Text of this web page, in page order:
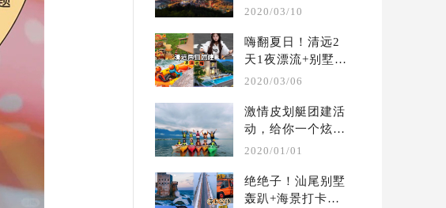
轰趴团建攻略
2020/03/10
嗨翻夏日！清远2
天1夜漂流+别墅轰
趴团建攻略
2020/03/06
激情皮划艇团建活
动，给你一个炫酷
的水上团建 | 夏季
2020/01/01
绝绝子！汕尾别墅
轰趴+海景打卡两